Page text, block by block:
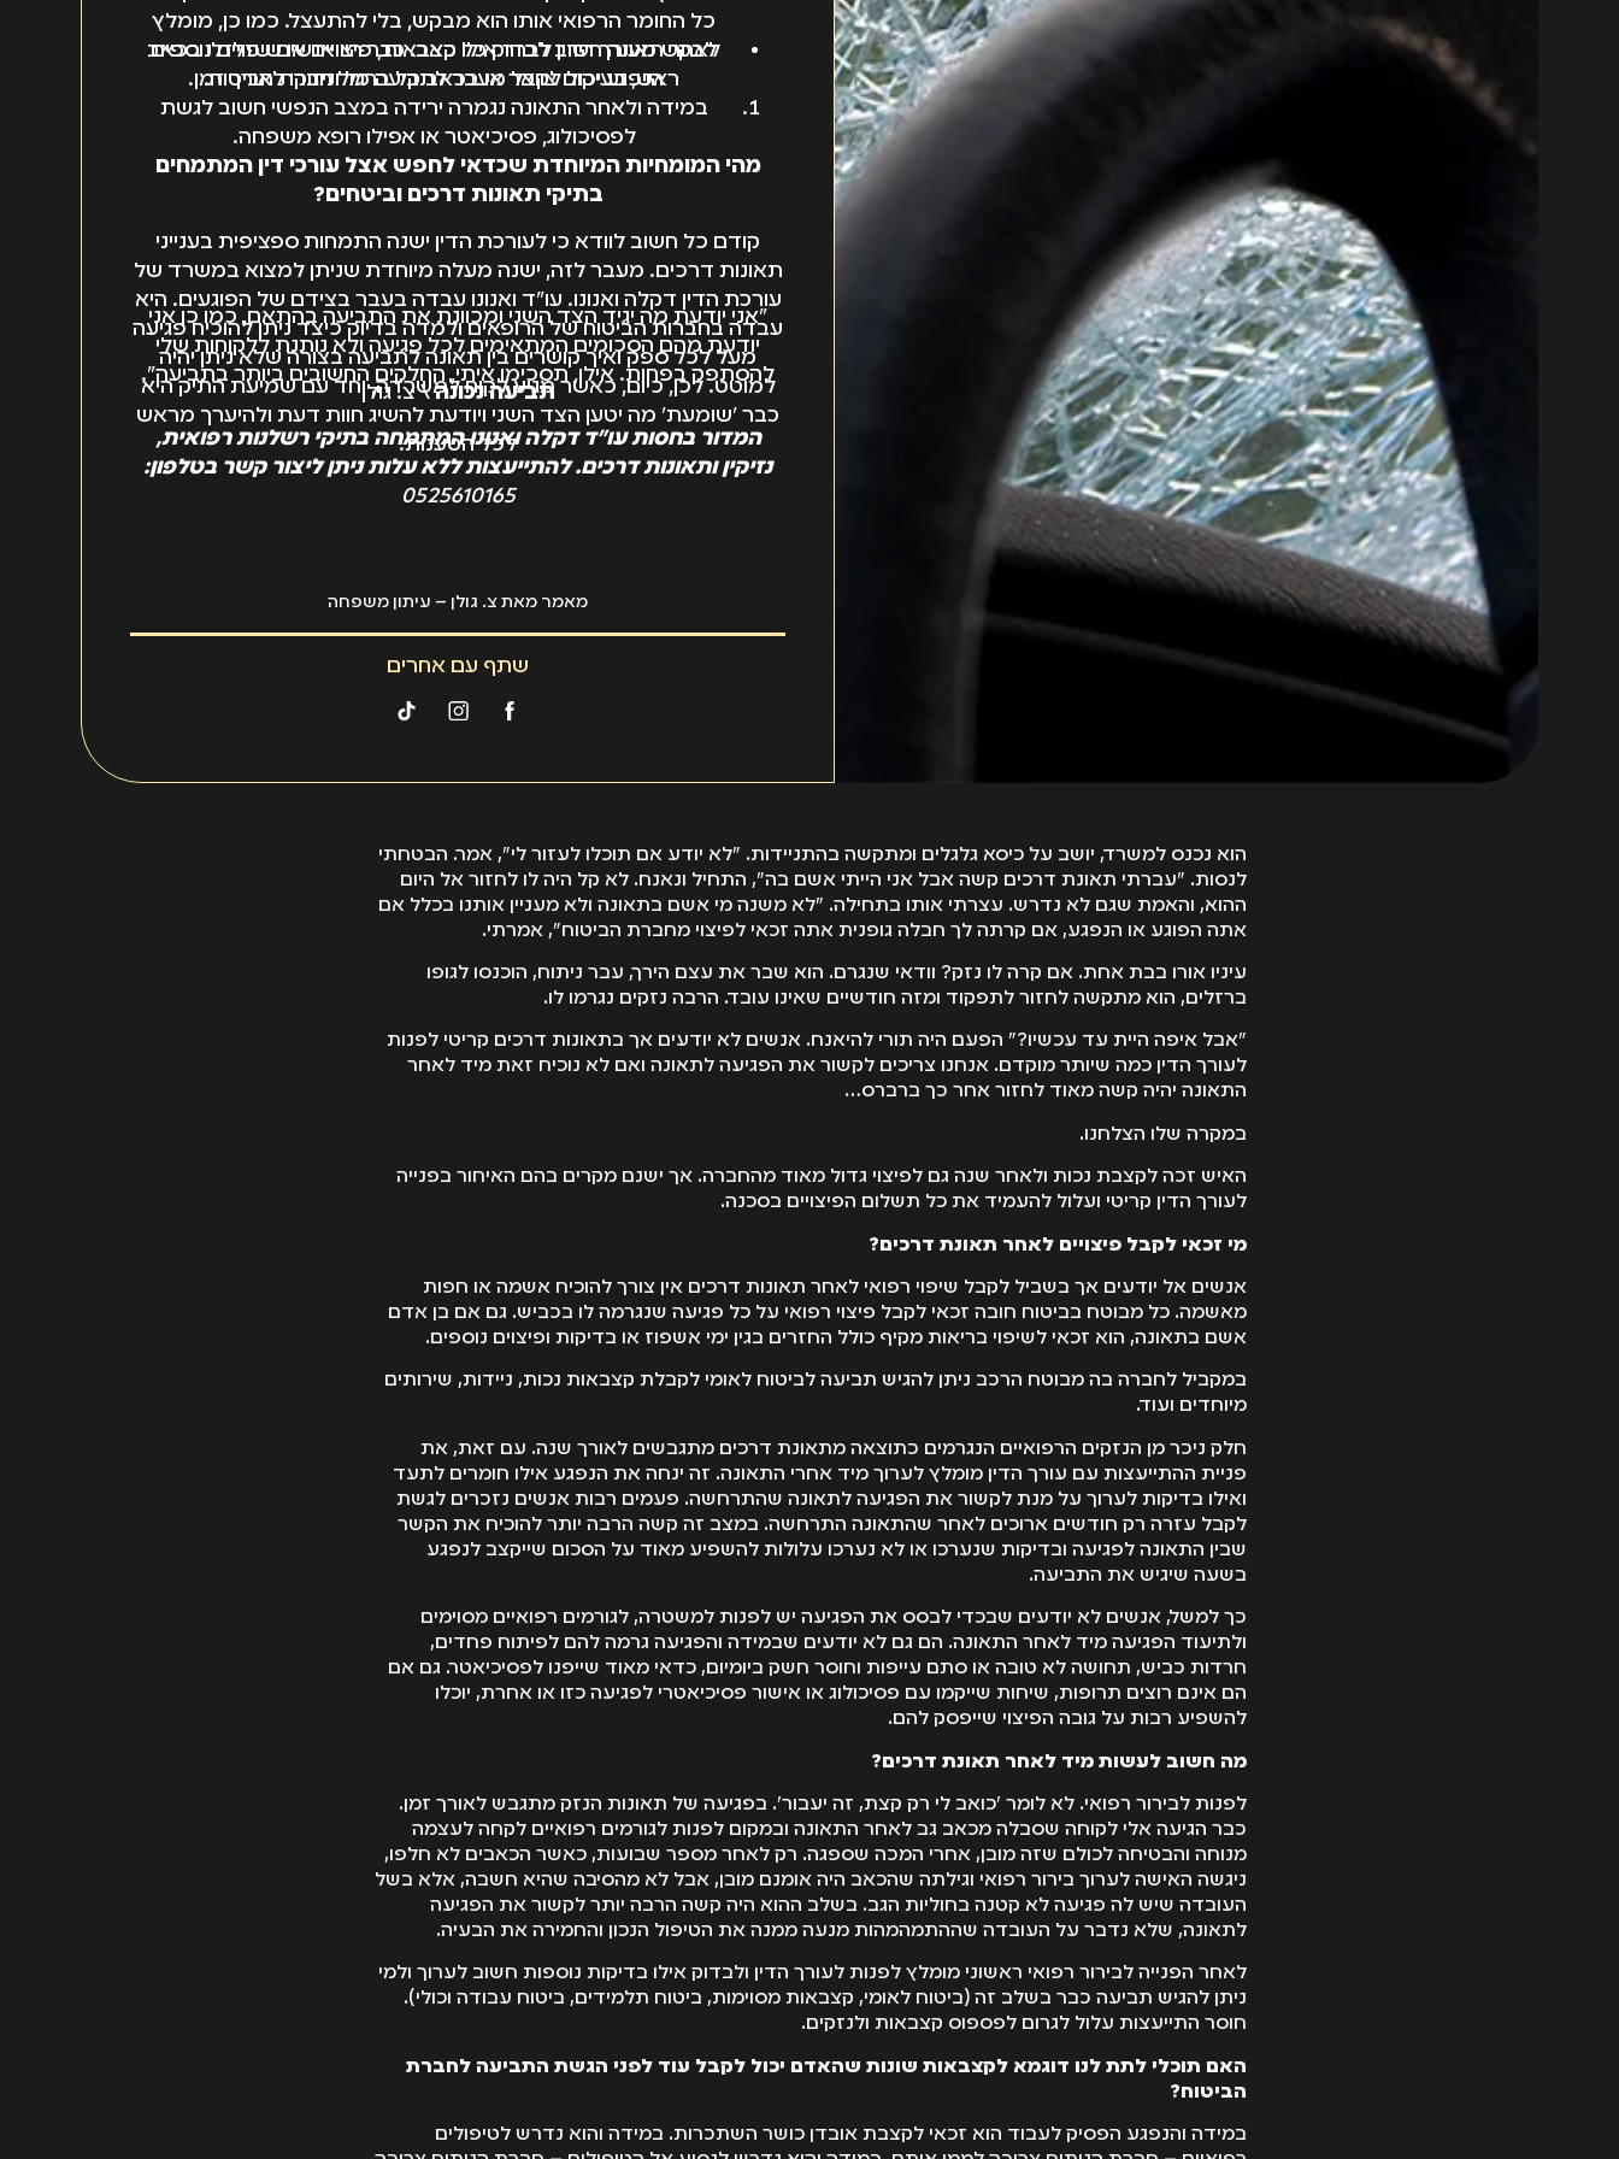
כל החומר הרפואי אותו הוא מבקש, בלי להתעצל. כמו כן, מומלץ
לבקש מעורך הדין לברר אילו קצבאות, פיצויים או שיפויים נוספים
הנפגע יכול לקבל מעבר לתביעה מול חברת הביטוח.
לאחר תאונה חשוב לבדוק כל כאב. כבר היו אנשים שזלזלו בכאב
ראש, בעיקום צוואר או בכאב קל ברגל וניזוקו לאורך זמן.
במידה ולאחר התאונה נגמרה ירידה במצב הנפשי חשוב לגשת
לפסיכולוג, פסיכיאטר או אפילו רופא משפחה.
מהי המומחיות המיוחדת שכדאי לחפש אצל עורכי דין המתמחים
בתיקי תאונות דרכים וביטחים?
קודם כל חשוב לוודא כי לעורכת הדין ישנה התמחות ספציפית בענייני
תאונות דרכים. מעבר לזה, ישנה מעלה מיוחדת שניתן למצוא במשרד של
עורכת הדין דקלה ואנונו. עו"ד ואנונו עבדה בעבר בצידם של הפוגעים. היא
עבדה בחברות הביטוח של הרופאים ולמדה בדיוק כיצד ניתן להוכיח פגיעה
מעל לכל ספק ואיך קושרים בין תאונה לתביעה בצורה שלא ניתן יהיה
למוטט. לכן, כיום, כאשר מגיע לקוח למשרדה, יחד עם שמיעת התיק היא
כבר 'שומעת' מה יטען הצד השני ויודעת להשיג חוות דעת ולהיערך מראש
לכל הטענות.
"אני יודעת מה יגיד הצד השני ומכוונת את התביעה בהתאם, כמו כן אני
יודעת מהם הסכומים המתאימים לכל פגיעה ולא נותנת ללקוחות שלי
להסתפק בפחות. אילו, תסכימו איתי, החלקים החשובים ביותר בתביעה".
תביעה נכונה\ צ. גולן
המדור בחסות עו"ד דקלה ואנונו המתמחה בתיקי רשלנות רפואית,
נזיקין ותאונות דרכים. להתייעצות ללא עלות ניתן ליצור קשר בטלפון:
0525610165
מאמר מאת צ. גולן – עיתון משפחה
שתף עם אחרים
הוא נכנס למשרד, יושב על כיסא גלגלים ומתקשה בהתניידות. "לא יודע אם תוכלו לעזור לי", אמר. הבטחתי
לנסות. "עברתי תאונת דרכים קשה אבל אני הייתי אשם בה", התחיל ונאנח. לא קל היה לו לחזור אל היום
ההוא, והאמת שגם לא נדרש. עצרתי אותו בתחילה. "לא משנה מי אשם בתאונה ולא מעניין אותנו בכלל אם
אתה הפוגע או הנפגע, אם קרתה לך חבלה גופנית אתה זכאי לפיצוי מחברת הביטוח", אמרתי.
עיניו אורו בבת אחת. אם קרה לו נזק? וודאי שנגרם. הוא שבר את עצם הירך, עבר ניתוח, הוכנסו לגופו
ברזלים, הוא מתקשה לחזור לתפקוד ומזה חודשיים שאינו עובד. הרבה נזקים נגרמו לו.
"אבל איפה היית עד עכשיו?" הפעם היה תורי להיאנח. אנשים לא יודעים אך בתאונות דרכים קריטי לפנות
לעורך הדין כמה שיותר מוקדם. אנחנו צריכים לקשור את הפגיעה לתאונה ואם לא נוכיח זאת מיד לאחר
התאונה יהיה קשה מאוד לחזור אחר כך ברברס…
במקרה שלו הצלחנו.
האיש זכה לקצבת נכות ולאחר שנה גם לפיצוי גדול מאוד מהחברה. אך ישנם מקרים בהם האיחור בפנייה
לעורך הדין קריטי ועלול להעמיד את כל תשלום הפיצויים בסכנה.
מי זכאי לקבל פיצויים לאחר תאונת דרכים?
אנשים אל יודעים אך בשביל לקבל שיפוי רפואי לאחר תאונות דרכים אין צורך להוכיח אשמה או חפות
מאשמה. כל מבוטח בביטוח חובה זכאי לקבל פיצוי רפואי על כל פגיעה שנגרמה לו בכביש. גם אם בן אדם
אשם בתאונה, הוא זכאי לשיפוי בריאות מקיף כולל החזרים בגין ימי אשפוז או בדיקות ופיצוים נוספים.
במקביל לחברה בה מבוטח הרכב ניתן להגיש תביעה לביטוח לאומי לקבלת קצבאות נכות, ניידות, שירותים
מיוחדים ועוד.
חלק ניכר מן הנזקים הרפואיים הנגרמים כתוצאה מתאונת דרכים מתגבשים לאורך שנה. עם זאת, את
פניית ההתייעצות עם עורך הדין מומלץ לערוך מיד אחרי התאונה. זה ינחה את הנפגע אילו חומרים לתעד
ואילו בדיקות לערוך על מנת לקשור את הפגיעה לתאונה שהתרחשה. פעמים רבות אנשים נזכרים לגשת
לקבל עזרה רק חודשים ארוכים לאחר שהתאונה התרחשה. במצב זה קשה הרבה יותר להוכיח את הקשר
שבין התאונה לפגיעה ובדיקות שנערכו או לא נערכו עלולות להשפיע מאוד על הסכום שייקצב לנפגע
בשעה שיגיש את התביעה.
כך למשל, אנשים לא יודעים שבכדי לבסס את הפגיעה יש לפנות למשטרה, לגורמים רפואיים מסוימים
ולתיעוד הפגיעה מיד לאחר התאונה. הם גם לא יודעים שבמידה והפגיעה גרמה להם לפיתוח פחדים,
חרדות כביש, תחושה לא טובה או סתם עייפות וחוסר חשק ביומיום, כדאי מאוד שייפנו לפסיכיאטר. גם אם
הם אינם רוצים תרופות, שיחות שייקמו עם פסיכולוג או אישור פסיכיאטרי לפגיעה כזו או אחרת, יוכלו
להשפיע רבות על גובה הפיצוי שייפסק להם.
מה חשוב לעשות מיד לאחר תאונת דרכים?
לפנות לבירור רפואי. לא לומר 'כואב לי רק קצת, זה יעבור'. בפגיעה של תאונות הנזק מתגבש לאורך זמן.
כבר הגיעה אלי לקוחה שסבלה מכאב גב לאחר התאונה ובמקום לפנות לגורמים רפואיים לקחה לעצמה
מנוחה והבטיחה לכולם שזה מובן, אחרי המכה שספגה. רק לאחר מספר שבועות, כאשר הכאבים לא חלפו,
ניגשה האישה לערוך בירור רפואי וגילתה שהכאב היה אומנם מובן, אבל לא מהסיבה שהיא חשבה, אלא בשל
העובדה שיש לה פגיעה לא קטנה בחוליות הגב. בשלב ההוא היה קשה הרבה יותר לקשור את הפגיעה
לתאונה, שלא נדבר על העובדה שההתמהמהות מנעה ממנה את הטיפול הנכון והחמירה את הבעיה.
לאחר הפנייה לבירור רפואי ראשוני מומלץ לפנות לעורך הדין ולבדוק אילו בדיקות נוספות חשוב לערוך ולמי
ניתן להגיש תביעה כבר בשלב זה (ביטוח לאומי, קצבאות מסוימות, ביטוח תלמידים, ביטוח עבודה וכולי).
חוסר התייעצות עלול לגרום לפספוס קצבאות ולנזקים.
האם תוכלי לתת לנו דוגמא לקצבאות שונות שהאדם יכול לקבל עוד לפני הגשת התביעה לחברת
הביטוח?
במידה והנפגע הפסיק לעבוד הוא זכאי לקצבת אובדן כושר השתכרות. במידה והוא נדרש לטיפולים